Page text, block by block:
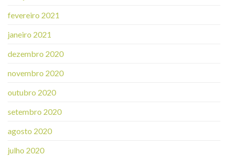
fevereiro 2021
janeiro 2021
dezembro 2020
novembro 2020
outubro 2020
setembro 2020
agosto 2020
julho 2020